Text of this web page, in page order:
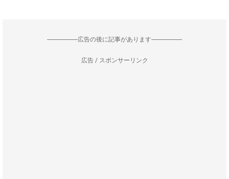
--------------------広告の後に記事があります--------------------
広告 / スポンサーリンク